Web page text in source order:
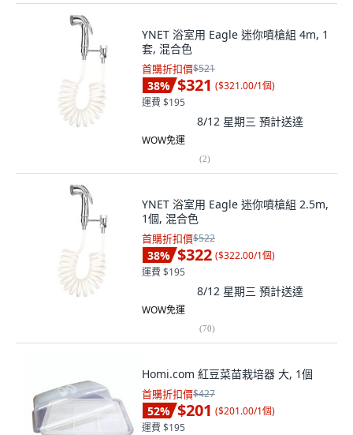
YNET 浴室用 Eagle 迷你噴槍組 4m, 1
套, 混合色
首購折扣價$521
38% $321 ($321.00/1個)
運費 $195
8/12 星期三 預計送達
WOW免運
(2)
YNET 浴室用 Eagle 迷你噴槍組 2.5m,
1個, 混合色
首購折扣價$522
38% $322 ($322.00/1個)
運費 $195
8/12 星期三 預計送達
WOW免運
(70)
Homi.com 紅豆菜苗栽培器 大, 1個
首購折扣價$427
52% $201 ($201.00/1個)
運費 $195